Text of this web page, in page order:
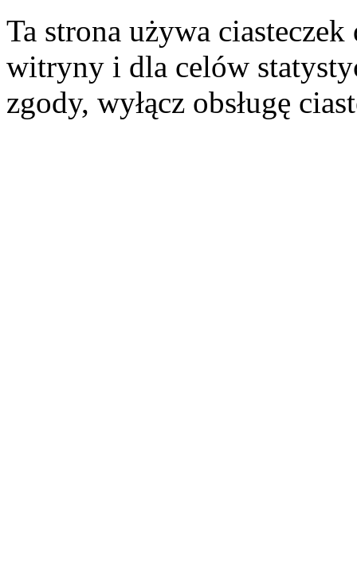
Ta strona używa
witryny i dla celów
zgody, wyłącz obsługę